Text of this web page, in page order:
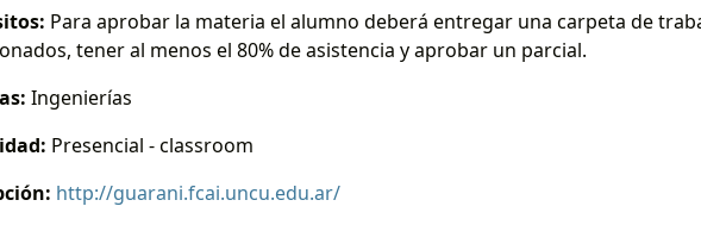
Para aprobar la materia el alumno deberá entregar una carpeta de
tener al menos el 80% de asistencia y aprobar un parcial.
Ingenierías
Presencial - classroom
http://guarani.fcai.uncu.edu.ar/